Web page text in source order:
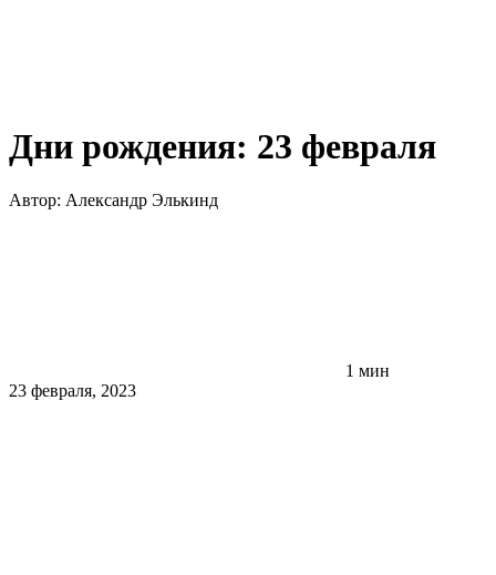
Дни рождения: 23 февраля
Автор: Александр Элькинд
1 мин
23 февраля, 2023